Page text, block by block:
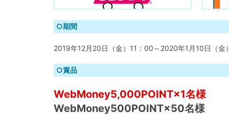
○期間
2019年12月20日（金）11：00～2020年1月10日（金
○賞品
WebMoney5,000POINT×1名様
WebMoney500POINT×50名様